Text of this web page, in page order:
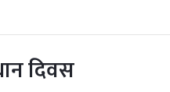
दिवस